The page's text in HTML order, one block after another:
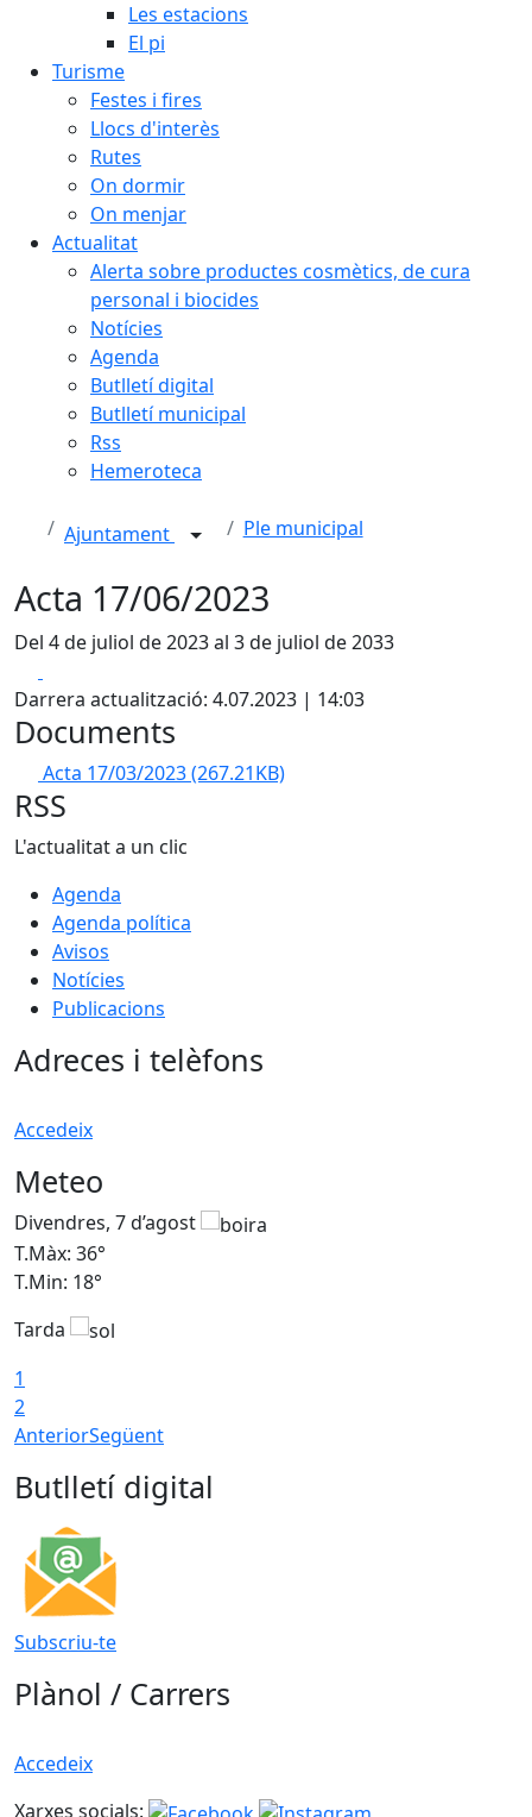
Les estacions
El pi
Turisme
Festes i fires
Llocs d'interès
Rutes
On dormir
On menjar
Actualitat
Alerta sobre productes cosmètics, de cura
personal i biocides
Notícies
Agenda
Butlletí digital
Butlletí municipal
Rss
Hemeroteca
Ajuntament Ple municipal
Acta 17/06/2023
Del 4 de juliol de 2023 al 3 de juliol de 2033
Darrera actualització: 4.07.2023 | 14:03
Documents
Acta 17/03/2023(267.21KB)
RSS
L'actualitat a un clic
Agenda
Agenda política
Avisos
Notícies
Publicacions
Adreces i telèfons
Accedeix
Meteo
Divendres, 7 d’agost
T.Màx: 36°
T.Min: 18°
Tarda
1
2
AnteriorSegüent
Butlletí digital
Subscriu-te
Plànol / Carrers
Accedeix
Xarxes socials: